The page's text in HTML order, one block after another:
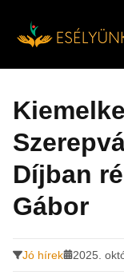
tartalomra
Díjban
Gábor
Jó hírek 2025.